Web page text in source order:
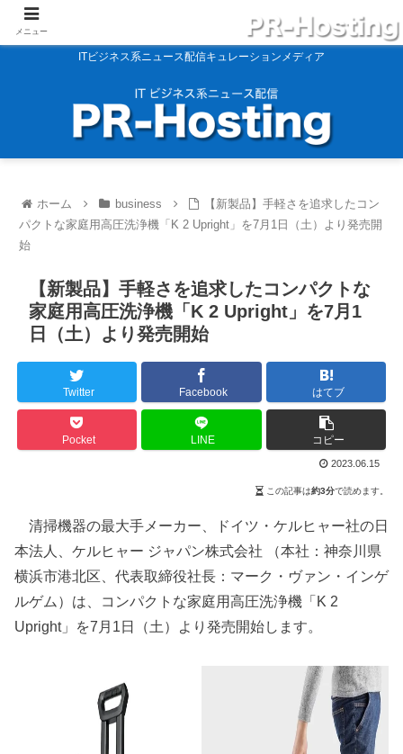
ITビジネス系ニュース配信キュレーションメディア
ホーム business
【新製品】手軽さを追求したコン
パクトな家庭用高圧洗浄機「K 2 Upright」を7月1日（土）より発売開
始
【新製品】手軽さを追求したコンパクトな
家庭用高圧洗浄機「K 2 Upright」を7月1
日（土）より発売開始
Twitter Facebook はてブ
Pocket LINE コピー
2023.06.15
この記事は約3分で読めます。
清掃機器の最大手メーカー、ドイツ・ケルヒャー社の日
本法人、ケルヒャー ジャパン株式会社 （本社：神奈川県
横浜市港北区、代表取締役社長：マーク・ヴァン・インゲ
ルゲム）は、コンパクトな家庭用高圧洗浄機「K 2
Upright」を7月1日（土）より発売開始します。
メニュー